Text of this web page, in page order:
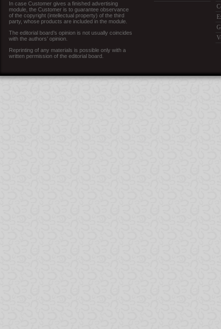
In case Customer gives a finished advertising
module, the Customer is to guarantee observance
of the copyright (intellectual property) of the third
party, whose products are included in the module.
The editorial board’s opinion is not usually coincides
with the authors’ opinion.
Reprinting of any materials is possible only with a
written permission of the editorial board.